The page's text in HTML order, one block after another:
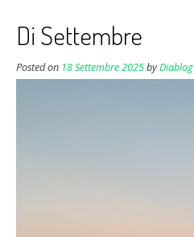
Di Settembre
Posted on 18 Settembre 2025byDiablog